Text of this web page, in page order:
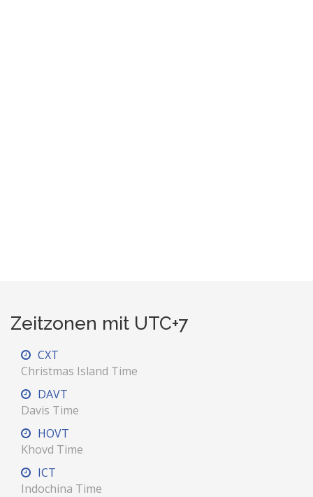
Zeitzonen mit UTC+7
CXT
Christmas Island Time
DAVT
Davis Time
HOVT
Khovd Time
ICT
Indochina Time